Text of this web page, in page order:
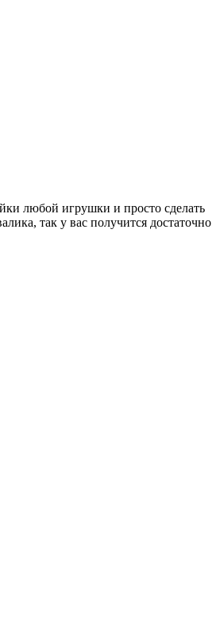
любой игрушки и просто сделать
так у вас получится достаточно